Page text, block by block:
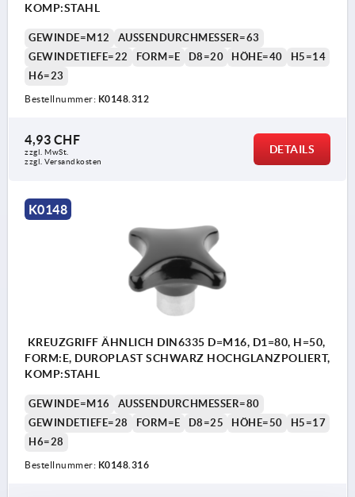
KOMP:STAHL
GEWINDE=M12
AUSSENDURCHMESSER=63
GEWINDETIEFE=22
FORM=E D8=20 HÖHE=40
H5=14
H6=23
Bestellnummer: K0148.312
4,93 CHF
zzgl. MwSt.
zzgl. Versandkosten
DETAILS
K0148
KREUZGRIFF ÄHNLICH DIN6335 D=M16, D1=80, H=50,
FORM:E, DUROPLAST SCHWARZ HOCHGLANZPOLIERT,
KOMP:STAHL
GEWINDE=M16
AUSSENDURCHMESSER=80
GEWINDETIEFE=28
FORM=E D8=25 HÖHE=50
H5=17
H6=28
Bestellnummer: K0148.316